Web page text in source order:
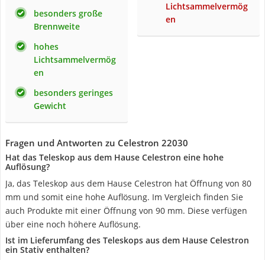
besonders große
Brennweite
hohes
Lichtsammelvermög
en
besonders geringes
Gewicht
Lichtsammelvermög
en
Fragen und Antworten zu Celestron 22030
Hat das Teleskop aus dem Hause Celestron eine hohe
Auflösung?
Ja, das Teleskop aus dem Hause Celestron hat Öffnung von 80
mm und somit eine hohe Auflösung. Im Vergleich finden Sie
auch Produkte mit einer Öffnung von 90 mm. Diese verfügen
über eine noch höhere Auflösung.
Ist im Lieferumfang des Teleskops aus dem Hause Celestron
ein Stativ enthalten?